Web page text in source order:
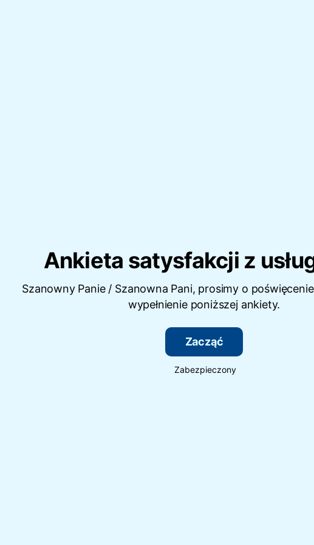
Ankieta satysfakcji z
Szanowny Panie / Szanowna Pani, prosimy o
wypełnienie poniższej ankiety.
Zacząć
Zabezpieczony